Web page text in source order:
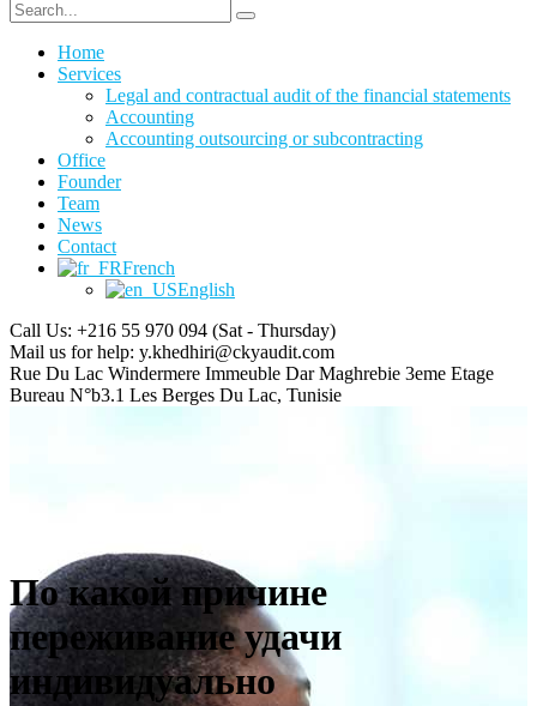
Home
Services
Legal and contractual audit of the financial statements
Accounting
Accounting outsourcing or subcontracting
Office
Founder
Team
News
Contact
French
English
Call Us: +216 55 970 094 (Sat - Thursday)
Mail us for help: y.khedhiri@ckyaudit.com
Rue Du Lac Windermere Immeuble Dar Maghrebie 3eme Etage
Bureau N°b3.1 Les Berges Du Lac, Tunisie
По какой причине
переживание удачи
индивидуально